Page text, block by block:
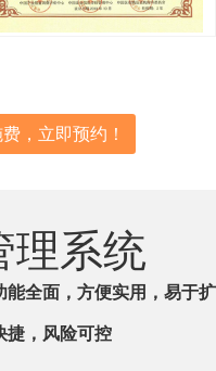
，立即预约！
理系统
全面，方便实用，易于扩
捷，风险可控